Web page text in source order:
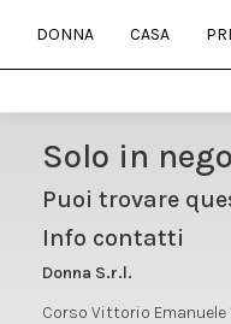
DONNA CASA
Solo in
Puoi trovare
Info contatti
Donna S.r.l.
Corso Vittorio Emanuele